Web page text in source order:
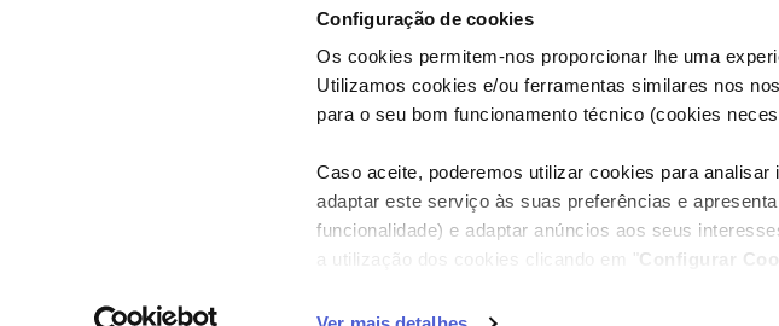
Configuração de cookies
Os cookies permitem-nos proporcionar lhe uma
Utilizamos cookies e/ou ferramentas similares nos
para o seu bom funcionamento técnico (cookies
Caso aceite, poderemos utilizar cookies para
adaptar este serviço às suas preferências e
funcionalidade) e adaptar anúncios aos seus
a utilização dos cookies clicando em " Configurar
Condições do Fórum